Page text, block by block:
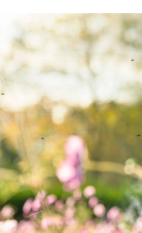
DESSERT,
ananas
MORGENMAD